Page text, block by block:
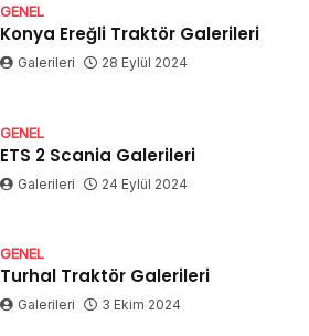
GENEL
Konya Ereğli Traktör Galerileri
Galerileri 28 Eylül 2024
GENEL
ETS 2 Scania Galerileri
Galerileri 24 Eylül 2024
GENEL
Turhal Traktör Galerileri
Galerileri 3 Ekim 2024